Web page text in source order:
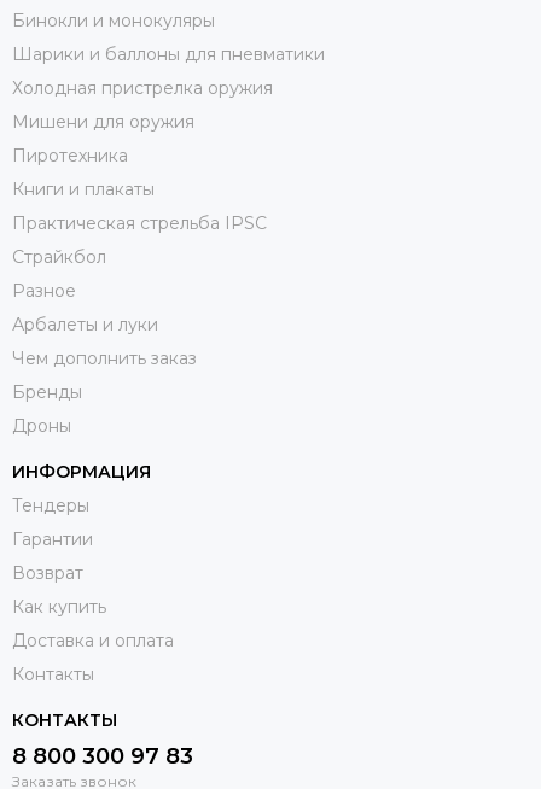
Бинокли и монокуляры
Шарики и баллоны для пневматики
Холодная пристрелка оружия
Мишени для оружия
Пиротехника
Книги и плакаты
Практическая стрельба IPSC
Страйкбол
Разное
Арбалеты и луки
Чем дополнить заказ
Бренды
Дроны
ИНФОРМАЦИЯ
Тендеры
Гарантии
Возврат
Как купить
Доставка и оплата
Контакты
КОНТАКТЫ
8 800 300 97 83
Заказать звонок